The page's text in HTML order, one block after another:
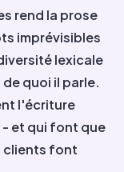
rend la prose
imprévisibles
lexicale
quoi il parle.
l'écriture
et qui font que
clients font